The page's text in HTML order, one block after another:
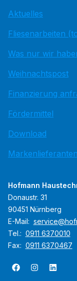
Aktuelles
Fliesenarbeiten
Was nur wir
Weihnachtspost
Finanzierung
Fördermittel
Download
Hofmann
Donaustr. 31
90451 Nürnberg
E-Mail:
Tel.: 0911 6370010
Fax: 0911 6370467